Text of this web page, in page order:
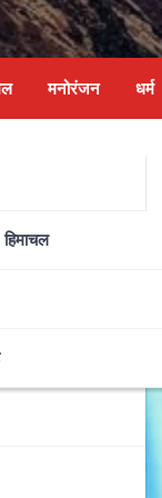
मनोरंजन धर्म
पर